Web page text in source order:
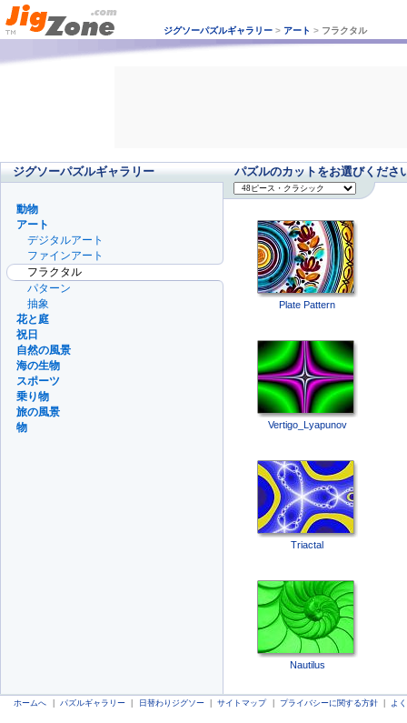
ジグソーパズルギャラリー > アート > フラクタル
ジグソーパズルギャラリー パズルのカットをお選びくださ
Plate Pattern
Vertigo_Lyapunov
Triactal
Nautilus
動物
アート
デジタルアート
ファインアート
フラクタル
パターン
抽象
花と庭
祝日
自然の風景
海の生物
スポーツ
乗り物
旅の風景
物
ホームへ パズルギャラリー 日替わりジグソー サイトマップ プライバシーに関する方針 よ